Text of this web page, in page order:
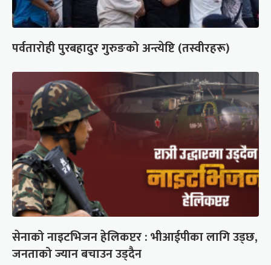
पर्वतारोही पुरबहादुर गुरुङको अन्त्येष्टि (तस्वीरहरू)
सेनाको नाइटभिजन हेलिकप्टर : भीआईपीका लागि उड्छ,
जनताको ज्यान बचाउन उड्दैन